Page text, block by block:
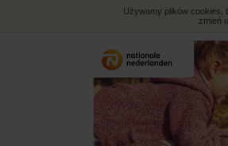
Używamy plików cookies,
zmień